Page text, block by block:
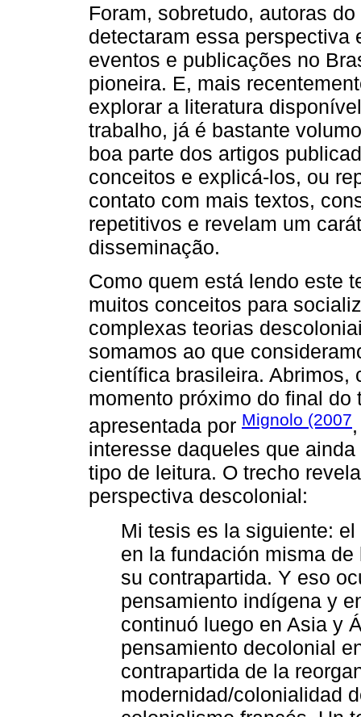
Foram, sobretudo, autoras
detectaram essa perspectiva
eventos e publicações no
pioneira. E, mais
explorar a literatura
trabalho, já é bastante
boa parte dos artigos
conceitos e explicá-los, ou
contato com mais textos,
repetitivos e revelam um
disseminação.
Como quem está lendo este
muitos conceitos para
complexas teorias
somamos ao que
científica brasileira. Abrimos,
momento próximo do final
apresentada por Mignolo (2007
interesse daqueles que
tipo de leitura. O trecho
perspectiva descolonial:
Mi tesis es la siguiente:
en la fundación misma
su contrapartida. Y eso
pensamiento indígena y
continuó luego en Asia y
pensamiento decolonial
contrapartida de la
modernidad/colonialidad